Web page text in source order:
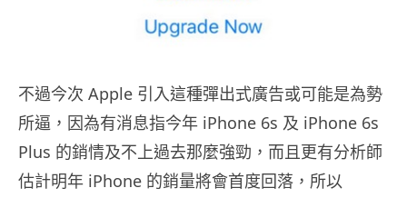
不過今次 Apple 引入這種彈出式廣告或可能是為勢
所逼，因為有消息指今年 iPhone 6s 及 iPhone 6s
Plus 的銷情及不上過去那麼強勁，而且更有分析師
估計明年 iPhone 的銷量將會首度回落，所以